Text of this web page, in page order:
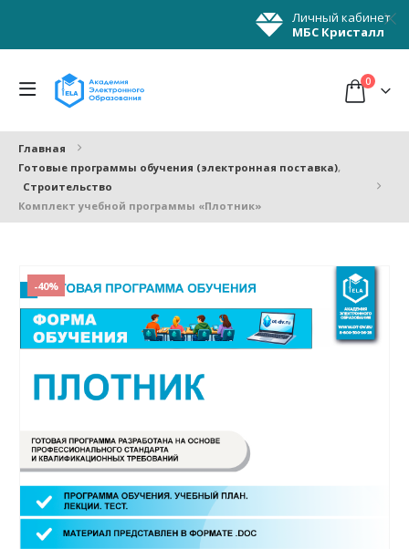
Личный кабинет
МБС Кристалл
0
Главная
Готовые программы обучения (электронная поставка),
Строительство
Комплект учебной программы «Плотник»
-40%